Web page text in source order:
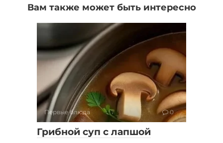
Вам также может быть интересно
Первые блюда 0
Грибной суп с лапшой